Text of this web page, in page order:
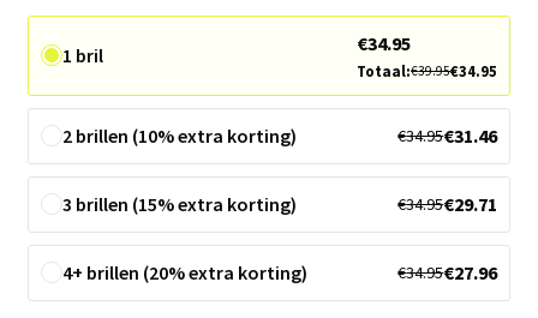
1 bril €34.95
Totaal:€39.95€34.95
2 brillen (10% extra korting) €34.95€31.46
3 brillen (15% extra korting) €34.95€29.71
4+ brillen (20% extra korting) €34.95€27.96